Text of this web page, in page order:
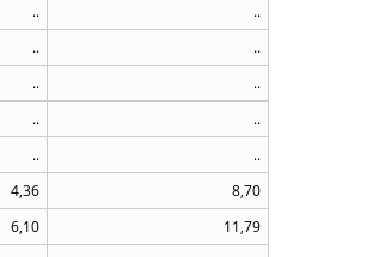
..
..
..
..
..
..
..
..
..
..
4,36
8,70
6,10
11,79